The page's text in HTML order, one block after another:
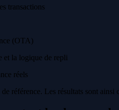
transactions
(OTA)
et la logique de repli
réels
référence. Les résultats sont